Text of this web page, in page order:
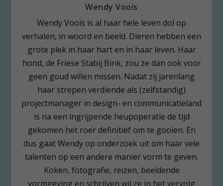
Wendy Voois
Wendy Voois is al haar hele leven dol op
verhalen, in woord en beeld. Dieren hebben een
grote plek in haar hart en in haar leven. Haar
hond, de Friese Stabij Bink, zou ze dan ook voor
geen goud willen missen. Nadat zij jarenlang
haar strepen verdiende als (zelfstandig)
projectmanager in design- en communicatieland
is na een ingrijpende heupoperatie de tijd
gekomen het roer definitief om te gooien. En
dus gaat Wendy op onderzoek uit om haar vele
talenten op een andere manier vorm te geven.
Koken, fotografie, reizen, beeldende
vormgeving en schrijven wil ze in het vervolg